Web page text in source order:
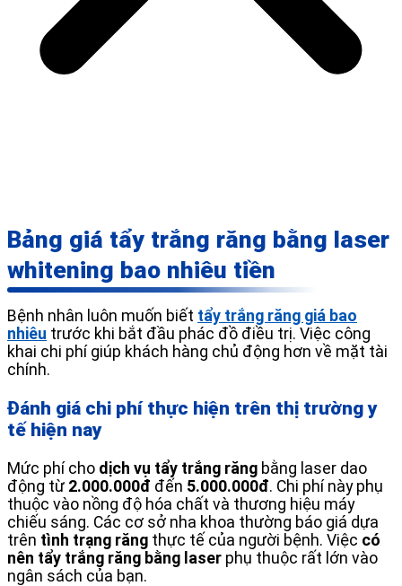
Bảng giá tẩy trắng răng bằng laser
whitening bao nhiêu tiền
Bệnh nhân luôn muốn biết tẩy trắng răng giá bao
nhiêu trước khi bắt đầu phác đồ điều trị. Việc công
khai chi phí giúp khách hàng chủ động hơn về mặt tài
chính.
Đánh giá chi phí thực hiện trên thị trường y
tế hiện nay
Mức phí cho dịch vụ tẩy trắng răng bằng laser dao
động từ 2.000.000đ đến 5.000.000đ. Chi phí này phụ
thuộc vào nồng độ hóa chất và thương hiệu máy
chiếu sáng. Các cơ sở nha khoa thường báo giá dựa
trên tình trạng răng thực tế của người bệnh. Việc có
nên tẩy trắng răng bằng laser phụ thuộc rất lớn vào
ngân sách của bạn.